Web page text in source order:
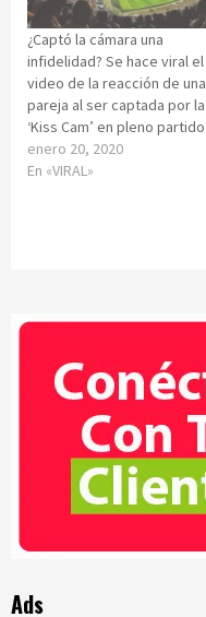
¿Captó la cámara una
infidelidad? Se hace viral el
video de la reacción de una
pareja al ser captada por la
‘Kiss Cam’ en pleno partido
enero 20, 2020
En «VIRAL»
Ads